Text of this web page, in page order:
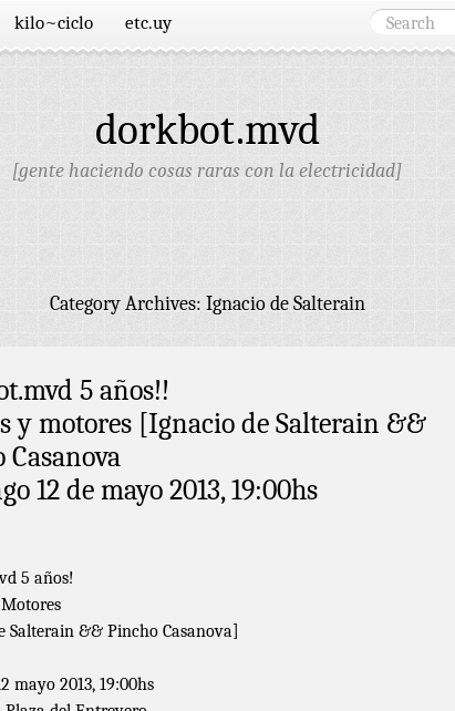
kilo~ciclo etc.uy
dorkbot.mvd
[gente haciendo cosas raras con la electricidad]
Category Archives: Ignacio de Salterain
5 años!!
y motores [Ignacio de Salterain &&
Casanova
12 de mayo 2013, 19:00hs
5 años!
Salterain && Pincho Casanova]
mayo 2013, 19:00hs